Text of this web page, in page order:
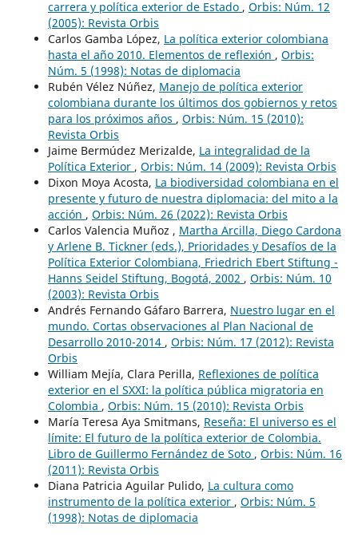
carrera y política exterior de Estado , Orbis: Núm. 12
(2005): Revista Orbis
Carlos Gamba López, La política exterior colombiana
hasta el año 2010. Elementos de reflexión , Orbis:
Núm. 5 (1998): Notas de diplomacia
Rubén Vélez Núñez, Manejo de política exterior
colombiana durante los últimos dos gobiernos y retos
para los próximos años , Orbis: Núm. 15 (2010):
Revista Orbis
Jaime Bermúdez Merizalde, La integralidad de la
Política Exterior , Orbis: Núm. 14 (2009): Revista Orbis
Dixon Moya Acosta, La biodiversidad colombiana en el
presente y futuro de nuestra diplomacia: del mito a la
acción , Orbis: Núm. 26 (2022): Revista Orbis
Carlos Valencia Muñoz , Martha Arcilla, Diego Cardona
y Arlene B. Tickner (eds.), Prioridades y Desafíos de la
Política Exterior Colombiana, Friedrich Ebert Stiftung -
Hanns Seidel Stiftung, Bogotá, 2002 , Orbis: Núm. 10
(2003): Revista Orbis
Andrés Fernando Gáfaro Barrera, Nuestro lugar en el
mundo. Cortas observaciones al Plan Nacional de
Desarrollo 2010-2014 , Orbis: Núm. 17 (2012): Revista
Orbis
William Mejía, Clara Perilla, Reflexiones de política
exterior en el SXXI: la política pública migratoria en
Colombia , Orbis: Núm. 15 (2010): Revista Orbis
María Teresa Aya Smitmans, Reseña: El universo es el
límite: El futuro de la política exterior de Colombia.
Libro de Guillermo Fernández de Soto , Orbis: Núm. 16
(2011): Revista Orbis
Diana Patricia Aguilar Pulido, La cultura como
instrumento de la política exterior , Orbis: Núm. 5
(1998): Notas de diplomacia